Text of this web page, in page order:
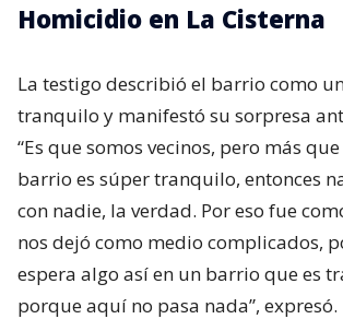
Homicidio en La Cisterna
La testigo describió el barrio como
tranquilo y manifestó su sorpresa
“Es que somos vecinos, pero más
barrio es súper tranquilo, entonces
con nadie, la verdad. Por eso fue
nos dejó como medio complicados,
espera algo así en un barrio que es
porque aquí no pasa nada”, expresó.